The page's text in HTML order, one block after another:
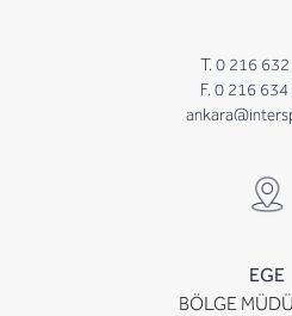
T. 0 216
F. 0 216
EGE
BÖLGE